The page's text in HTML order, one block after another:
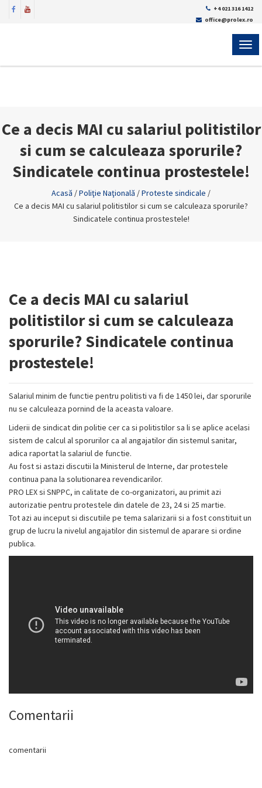
+4 021 316 1412
office@prolex.ro
Ce a decis MAI cu salariul politistilor
si cum se calculeaza sporurile?
Sindicatele continua prostestele!
Acasă /Poliţie Naţională /Proteste sindicale /
Ce a decis MAI cu salariul politistilor si cum se calculeaza sporurile?
Sindicatele continua prostestele!
Ce a decis MAI cu salariul
politistilor si cum se calculeaza
sporurile? Sindicatele continua
prostestele!
Salariul minim de functie pentru politisti va fi de 1450 lei, dar sporurile
nu se calculeaza pornind de la aceasta valoare.
Liderii de sindicat din politie cer ca si politistilor sa li se aplice acelasi
sistem de calcul al sporurilor ca al angajatilor din sistemul sanitar,
adica raportat la salariul de functie.
Au fost si astazi discutii la Ministerul de Interne, dar protestele
continua pana la solutionarea revendicarilor.
PRO LEX si SNPPC, in calitate de co-organizatori, au primit azi
autorizatie pentru protestele din datele de 23, 24 si 25 martie.
Tot azi au inceput si discutiile pe tema salarizarii si a fost constituit un
grup de lucru la nivelul angajatilor din sistemul de aparare si ordine
publica.
Comentarii
comentarii